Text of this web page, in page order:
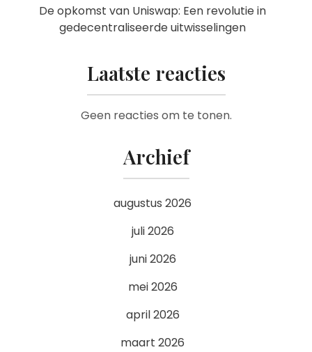
De opkomst van Uniswap: Een revolutie in
gedecentraliseerde uitwisselingen
Laatste reacties
Geen reacties om te tonen.
Archief
augustus 2026
juli 2026
juni 2026
mei 2026
april 2026
maart 2026